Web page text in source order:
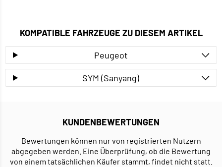
KOMPATIBLE FAHRZEUGE ZU DIESEM ARTIKEL
Peugeot
SYM (Sanyang)
KUNDENBEWERTUNGEN
Bewertungen können nur von registrierten Nutzern
abgegeben werden. Eine Überprüfung, ob die Bewertung
von einem tatsächlichen Käufer stammt, findet nicht statt.